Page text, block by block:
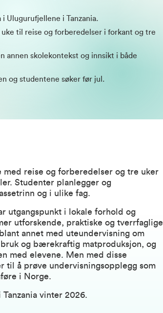
Ulugurufjellene i Tanzania.
til reise og forberedelser i forkant og tre
annen skolekontekst og innsikt i både
og studentene søker før jul.
reise og forberedelser og tre uker
Studenter planlegger og
og i ulike fag.
utgangspunkt i lokale forhold og
utforskende, praktiske og tverrfaglige
annet med uteundervisning om
og bærekraftig matproduksjon, og
med elevene. Men med disse
til å prøve undervisningsopplegg som
i Norge.
vinter 2026.